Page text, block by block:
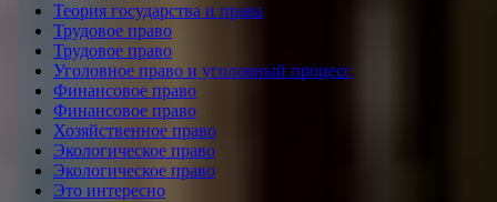
Теория государства и права
Трудовое право
Трудовое право
Уголовное право и уголовный процесс
Финансовое право
Финансовое право
Хозяйственное право
Экологическое право
Экологическое право
Это интересно